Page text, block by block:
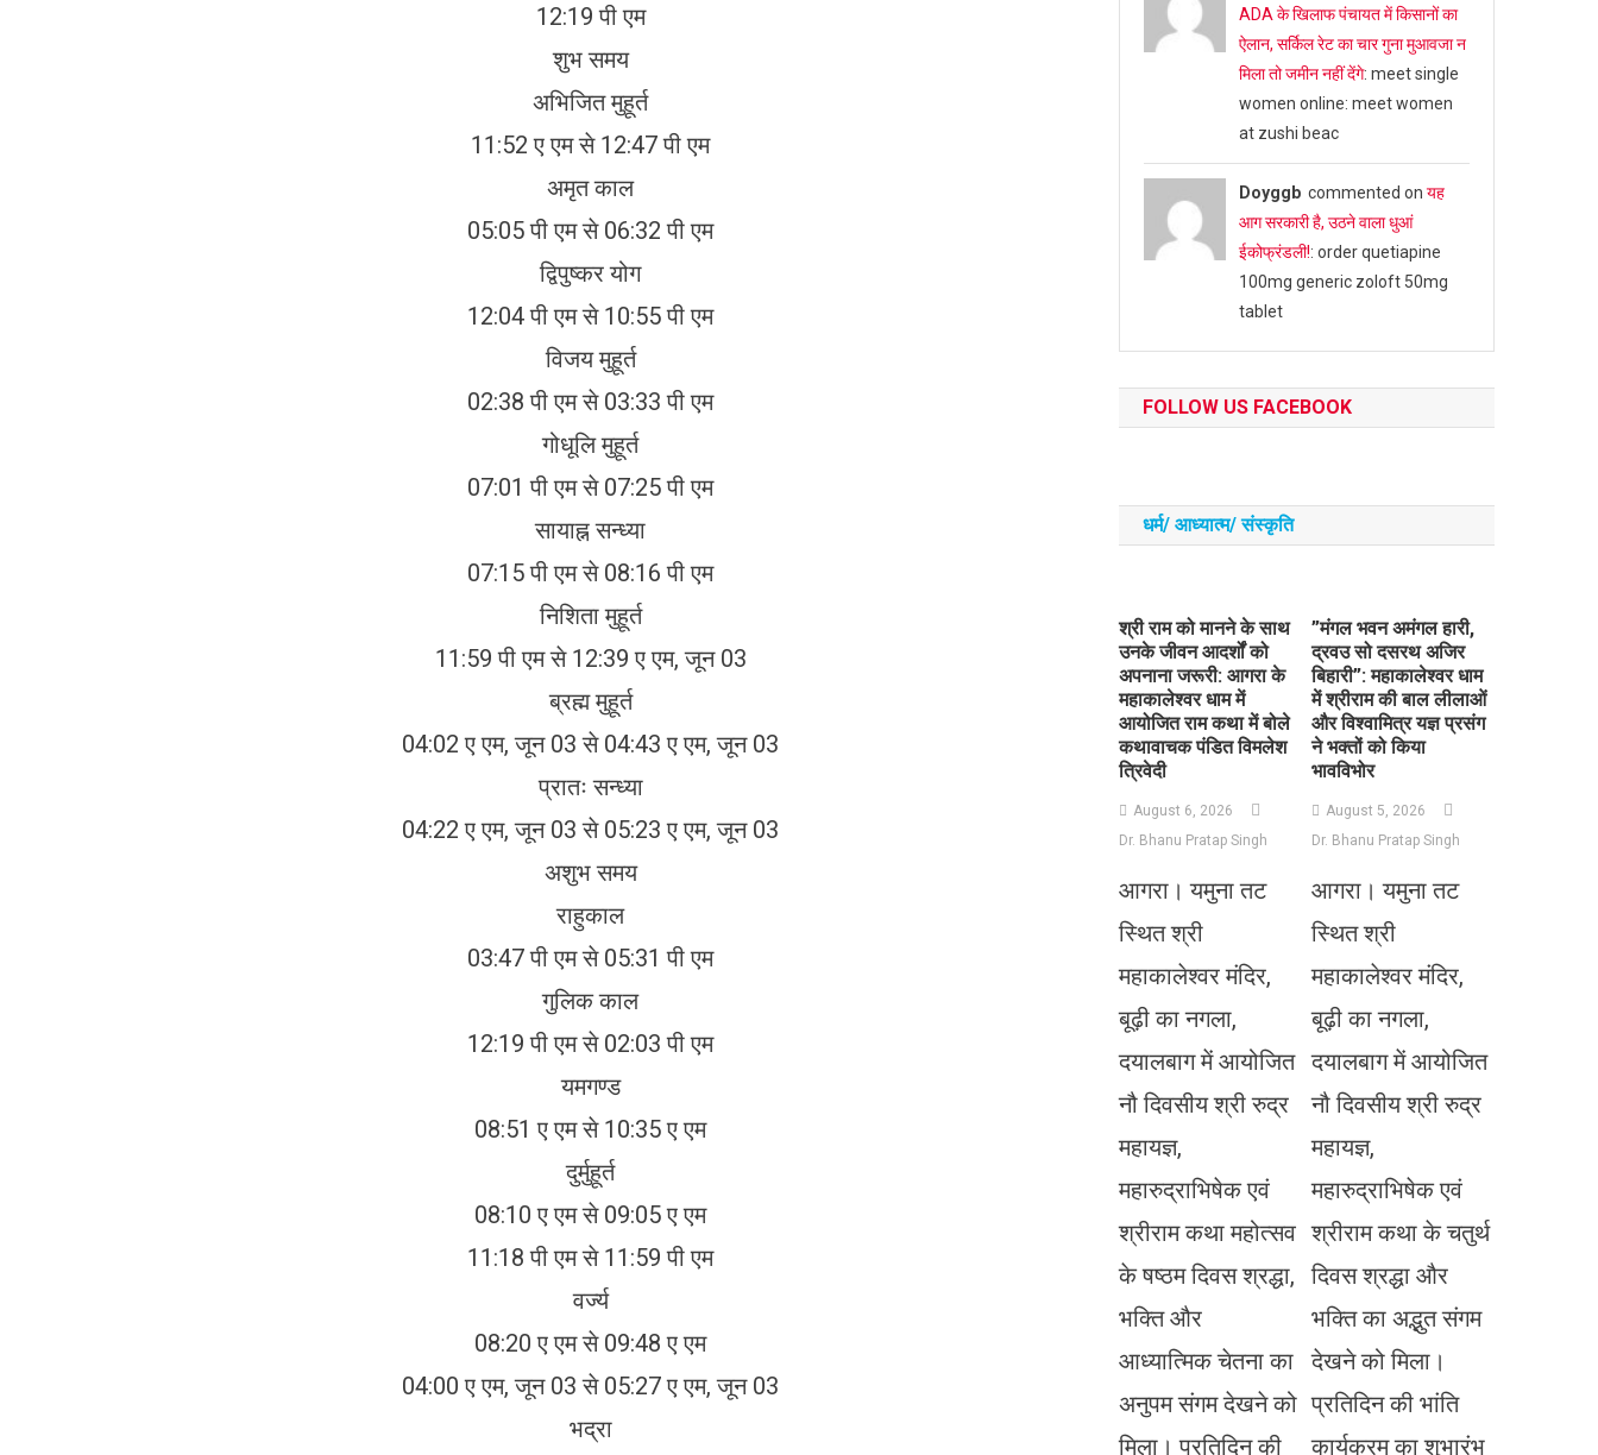
12:19 पी एम
शुभ समय
अभिजित मुहूर्त
11:52 ए एम से 12:47 पी एम
अमृत काल
05:05 पी एम से 06:32 पी एम
द्विपुष्कर योग
12:04 पी एम से 10:55 पी एम
विजय मुहूर्त
02:38 पी एम से 03:33 पी एम
गोधूलि मुहूर्त
07:01 पी एम से 07:25 पी एम
सायाह्न सन्ध्या
07:15 पी एम से 08:16 पी एम
निशिता मुहूर्त
11:59 पी एम से 12:39 ए एम, जून 03
ब्रह्म मुहूर्त
04:02 ए एम, जून 03 से 04:43 ए एम, जून 03
प्रातः सन्ध्या
04:22 ए एम, जून 03 से 05:23 ए एम, जून 03
अशुभ समय
राहुकाल
03:47 पी एम से 05:31 पी एम
गुलिक काल
12:19 पी एम से 02:03 पी एम
यमगण्ड
08:51 ए एम से 10:35 ए एम
दुर्मुहूर्त
08:10 ए एम से 09:05 ए एम
11:18 पी एम से 11:59 पी एम
वर्ज्य
08:20 ए एम से 09:48 ए एम
04:00 ए एम, जून 03 से 05:27 ए एम, जून 03
भद्रा
ADA के खिलाफ पंचायत में किसानों का
ऐलान, सर्किल रेट का चार गुना मुआवजा न
मिला तो जमीन नहीं देंगे: meet single
women online: meet women
at zushi beac
Doyggbcommented on यह
आग सरकारी है, उठने वाला धुआं
ईकोफ्रंडली!: order quetiapine
100mg generic zoloft 50mg
tablet
FOLLOW US FACEBOOK
धर्म/ आध्‍यात्‍म/ संस्‍कृति
​श्री राम को मानने के साथ
उनके जीवन आदर्शों को
अपनाना जरूरी: आगरा के
महाकालेश्वर धाम में
आयोजित राम कथा में बोले
कथावाचक पंडित विमलेश
त्रिवेदी
August 6, 2026
Dr. Bhanu Pratap Singh
आगरा। यमुना तट
स्थित श्री
महाकालेश्वर मंदिर,
बूढ़ी का नगला,
दयालबाग में आयोजित
नौ दिवसीय श्री रुद्र
महायज्ञ,
महारुद्राभिषेक एवं
श्रीराम कथा महोत्सव
के षष्ठम दिवस श्रद्धा,
भक्ति और
आध्यात्मिक चेतना का
अनुपम संगम देखने को
मिला। प्रतिदिन की
​”मंगल भवन अमंगल हारी,
द्रवउ सो दसरथ अजिर
बिहारी”: महाकालेश्वर धाम
में श्रीराम की बाल लीलाओं
और विश्वामित्र यज्ञ प्रसंग
ने भक्तों को किया
भावविभोर
August 5, 2026
Dr. Bhanu Pratap Singh
आगरा। यमुना तट
स्थित श्री
महाकालेश्वर मंदिर,
बूढ़ी का नगला,
दयालबाग में आयोजित
नौ दिवसीय श्री रुद्र
महायज्ञ,
महारुद्राभिषेक एवं
श्रीराम कथा के चतुर्थ
दिवस श्रद्धा और
भक्ति का अद्भुत संगम
देखने को मिला।
प्रतिदिन की भांति
कार्यक्रम का शुभारंभ